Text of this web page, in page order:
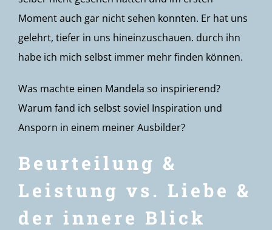
Moment auch gar nicht sehen konnten. Er hat uns
gelehrt, tiefer in uns hineinzuschauen. durch ihn
habe ich mich selbst immer mehr finden können.
Was machte einen Mandela so inspirierend?
Warum fand ich selbst soviel Inspiration und
Ansporn in einem meiner Ausbilder?
Beurteilung &
Leistung vs. Liebe &
der innere Blick